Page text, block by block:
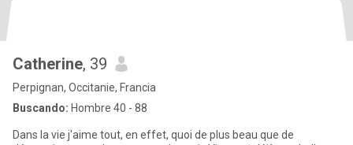
Catherine, 39
Perpignan, Occitanie, Francia
Buscando: Hombre 40 - 88
Dans la vie j'aime tout, en effet, quoi de plus beau que de